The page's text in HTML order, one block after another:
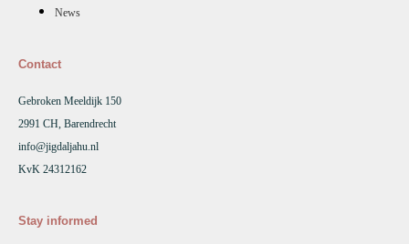
News
Contact
Gebroken Meeldijk 150
2991 CH, Barendrecht
info@jigdaljahu.nl
KvK 24312162
Stay informed